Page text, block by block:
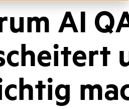
AI